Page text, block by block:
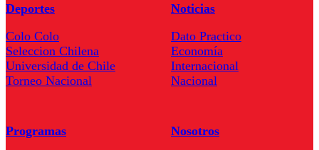
Deportes
Colo Colo
Seleccion Chilena
Universidad de Chile
Torneo Nacional
Noticias
Dato Practico
Economía
Internacional
Nacional
Programas
Nosotros